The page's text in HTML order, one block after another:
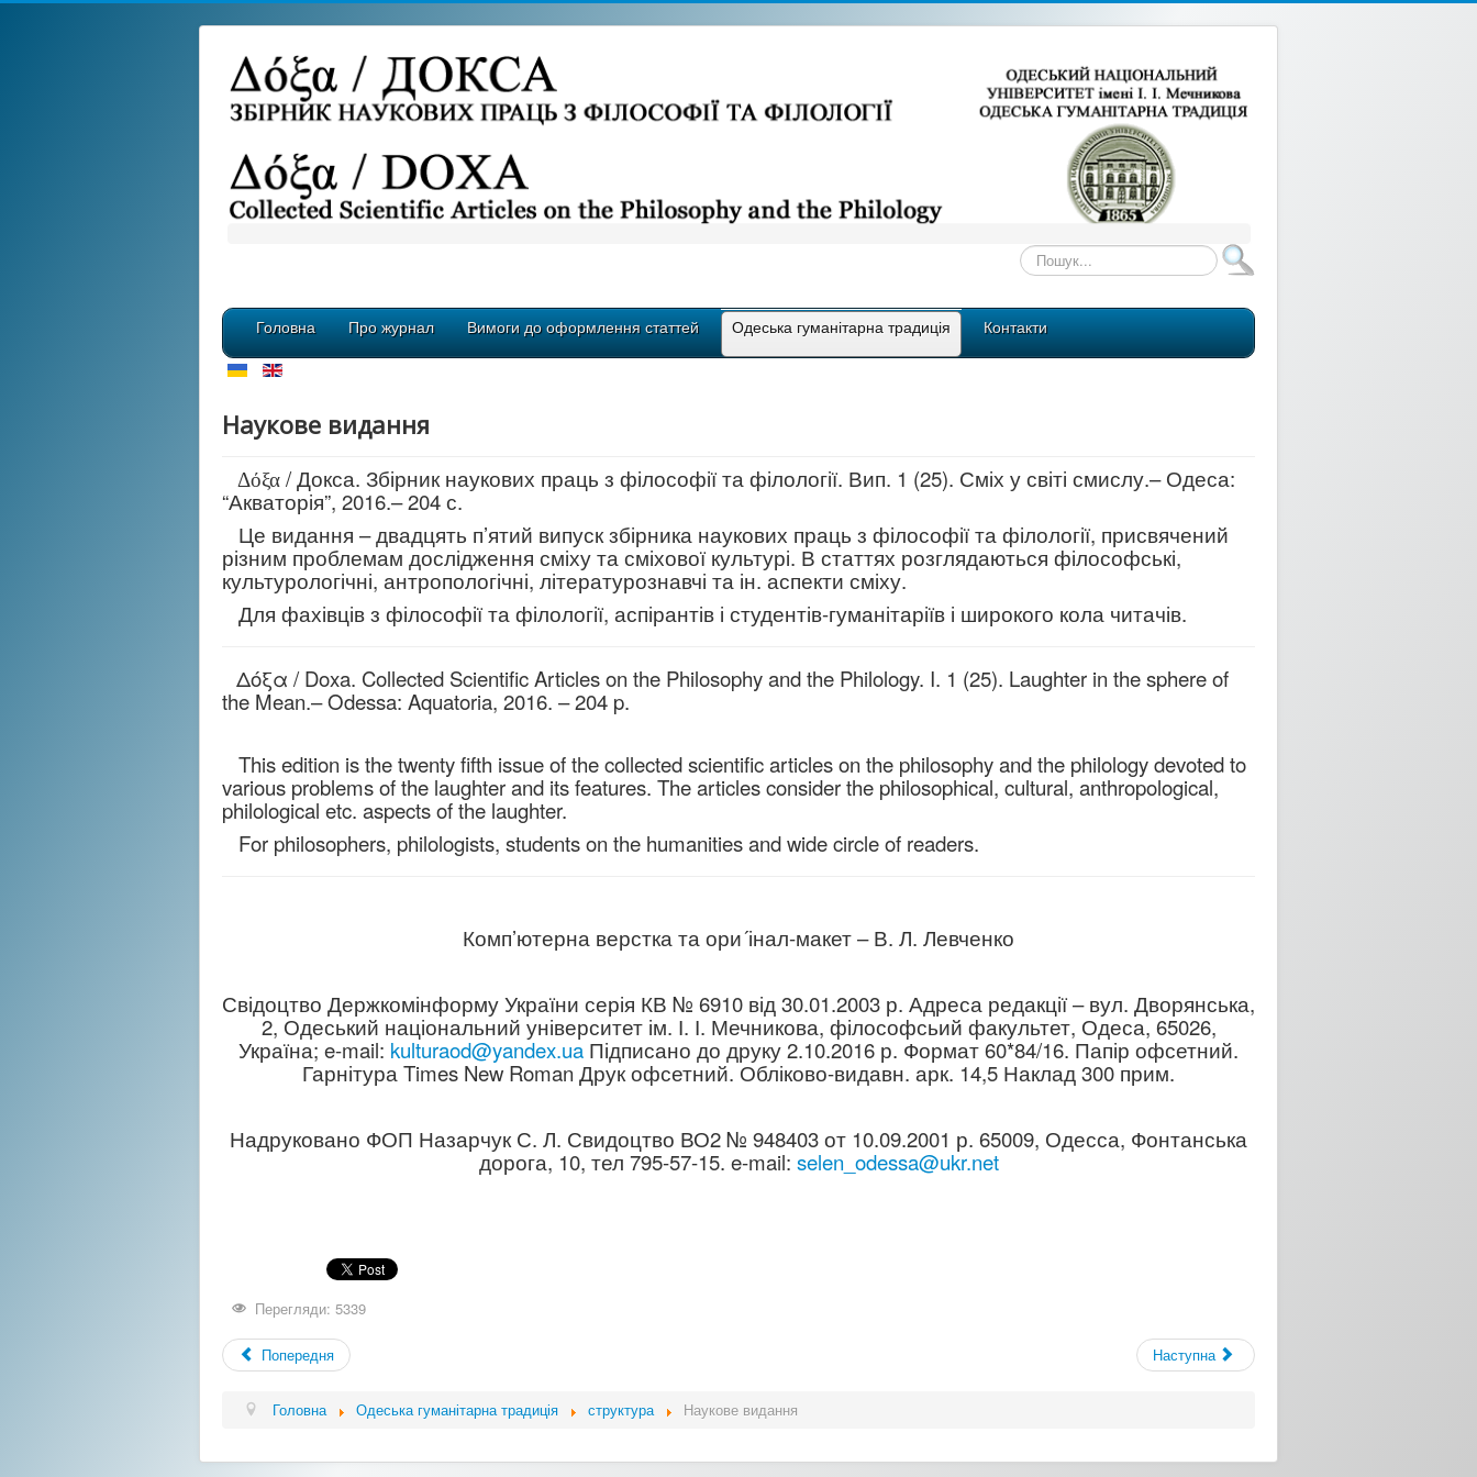
Пошук...
Головна Про журнал Вимоги до оформлення статтей Одеська гуманітарна традиція Контакти
Наукове видання
Δόξα / Докса. Збірник наукових праць з філософії та філології. Вип. 1 (25). Сміх у світі смислу.– Одеса:
“Акваторія”, 2016.– 204 с.
Це видання – двадцять п’ятий випуск збірника наукових праць з філософії та філології, присвячений
різним проблемам дослідження сміху та сміхової культурі. В статтях розглядаються філософські,
культурологічні, антропологічні, літературознавчі та ін. аспекти сміху.
Для фахівців з філософії та філології, аспірантів і студентів-гуманітаріїв і широкого кола читачів.
Δόξα / Doxa. Collected Scientific Articles on the Philosophy and the Philology. I. 1 (25). Laughter in the sphere of
the Mean.– Odessa: Aquatoria, 2016. – 204 p.
This edition is the twenty fifth issue of the collected scientific articles on the philosophy and the philology devoted to
various problems of the laughter and its features. The articles consider the philosophical, cultural, anthropological,
philological etc. aspects of the laughter.
For philosophers, philologists, students on the humanities and wide circle of readers.
Комп’ютерна верстка та ори´інал-макет – В. Л. Левченко
Свідоцтво Держкомінформу України серія КВ № 6910 від 30.01.2003 р. Адреса редакції – вул. Дворянська,
2, Одеський національний університет ім. І. І. Мечникова, філософсьий факультет, Одеса, 65026,
Україна; e-mail: kulturaod@yandex.ua Підписано до друку 2.10.2016 р. Формат 60*84/16. Папір офсетний.
Гарнітура Times New Roman Друк офсетний. Обліково-видавн. арк. 14,5 Наклад 300 прим.
Надруковано ФОП Назарчук С. Л. Свидоцтво ВО2 № 948403 от 10.09.2001 р. 65009, Одесса, Фонтанська
дорога, 10, тел 795-57-15. e-mail: selen_odessa@ukr.net
Перегляди: 5339
Попередня Наступна
Головна Одеська гуманітарна традиція структура Наукове видання